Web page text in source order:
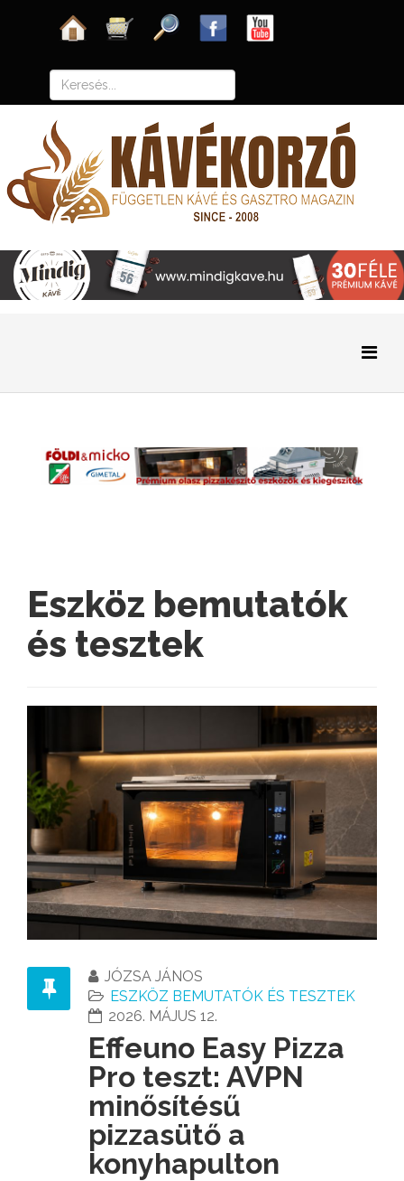
Eszköz bemutatók
és tesztek
JÓZSA JÁNOS
ESZKÖZ BEMUTATÓK ÉS TESZTEK
2026. MÁJUS 12.
Effeuno Easy Pizza
Pro teszt: AVPN
minősítésű
pizzasütő a
konyhapulton